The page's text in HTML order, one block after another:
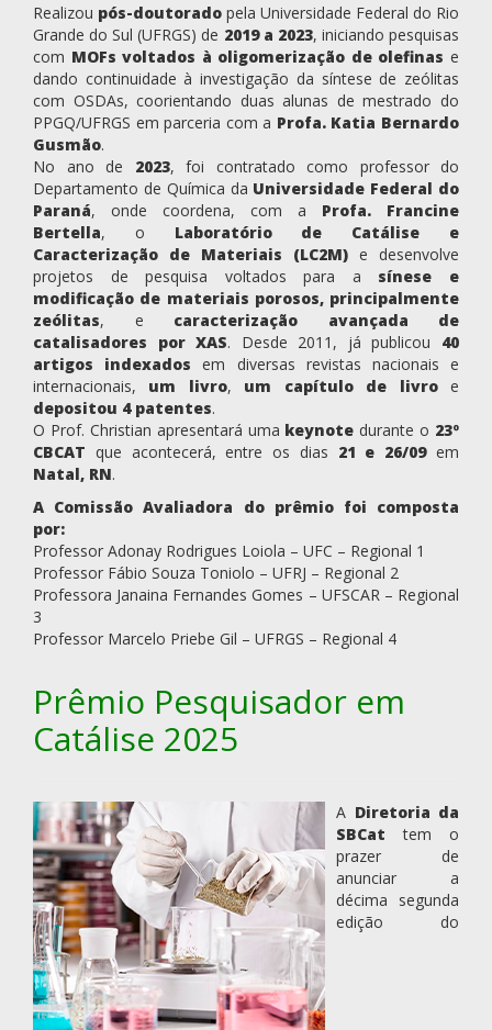
Realizou pós-doutorado pela Universidade Federal do Rio
Grande do Sul (UFRGS) de 2019 a 2023, iniciando pesquisas
com MOFs voltados à oligomerização de olefinas e
dando continuidade à investigação da síntese de zeólitas
com OSDAs, coorientando duas alunas de mestrado do
PPGQ/UFRGS em parceria com a Profa. Katia Bernardo
Gusmão.
No ano de 2023, foi contratado como professor do
Departamento de Química da Universidade Federal do
Paraná, onde coordena, com a Profa. Francine
Bertella, o Laboratório de Catálise e
Caracterização de Materiais (LC2M) e desenvolve
projetos de pesquisa voltados para a sínese e
modificação de materiais porosos, principalmente
zeólitas, e caracterização avançada de
catalisadores por XAS. Desde 2011, já publicou 40
artigos indexados em diversas revistas nacionais e
internacionais, um livro, um capítulo de livroe
depositou 4 patentes.
O Prof. Christian apresentará uma keynote durante o 23º
CBCAT que acontecerá, entre os dias 21 e 26/09em
Natal, RN.
A Comissão Avaliadora do prêmio foi composta
por:
Professor Adonay Rodrigues Loiola – UFC – Regional 1
Professor Fábio Souza Toniolo – UFRJ – Regional 2
Professora Janaina Fernandes Gomes – UFSCAR – Regional
3
Professor Marcelo Priebe Gil – UFRGS – Regional 4
Prêmio Pesquisador em
Catálise 2025
A Diretoria da
SBCat tem o
prazer de
anunciar a
décima segunda
edição do